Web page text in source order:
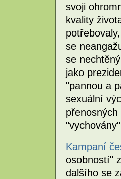
svoji
kvality
se
se
jako
"pannou a
sexuální
Kampaní
osobností"
dalšího se